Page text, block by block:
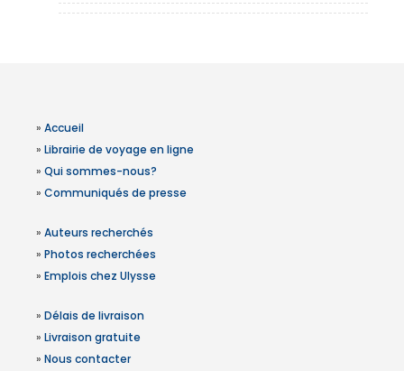
» Accueil
» Librairie de voyage en ligne
» Qui sommes-nous?
» Communiqués de presse
» Auteurs recherchés
» Photos recherchées
» Emplois chez Ulysse
» Délais de livraison
» Livraison gratuite
» Nous contacter